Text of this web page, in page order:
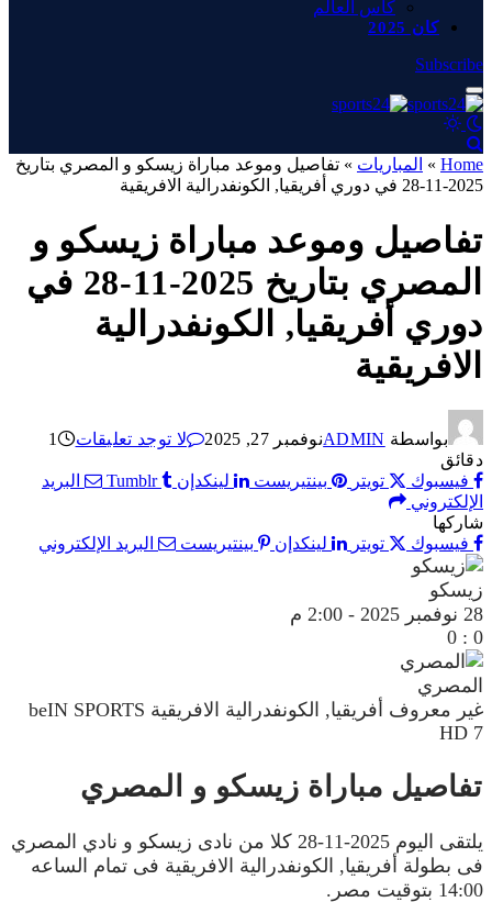
كأس العالم
كان 2025
Subscribe
Home
» المباريات » تفاصيل وموعد مباراة زيسكو و المصري بتاريخ
2025-11-28 في دوري أفريقيا, الكونفدرالية الافريقية
تفاصيل وموعد مباراة زيسكو و
المصري بتاريخ 2025-11-28 في
دوري أفريقيا, الكونفدرالية
الافريقية
بواسطة ADMINنوفمبر 27, 2025 لا توجد تعليقات
1
دقائق
فيسبوك
تويتر بينتيريست لينكدإن Tumblr
البريد
الإلكتروني
شاركها
فيسبوك
تويتر لينكدإن بينتيريست البريد الإلكتروني
زيسكو
28 نوفمبر 2025
- 2:00 م
0
:
0
المصري
غير معروف أفريقيا, الكونفدرالية الافريقية beIN SPORTS
HD 7
تفاصيل مباراة زيسكو و المصري
يلتقى اليوم 2025-11-28 كلا من نادى زيسكو و نادي المصري
فى بطولة أفريقيا, الكونفدرالية الافريقية فى تمام الساعه
14:00 بتوقيت مصر.